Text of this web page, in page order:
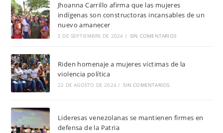
Jhoanna Carrillo afirma que las mujeres
indígenas son constructoras incansables de un
nuevo amanecer
5 DE SEPTIEMBRE DE 2024 / SIN COMENTARIOS
Riden homenaje a mujeres víctimas de la
violencia política
22 DE AGOSTO DE 2024 / SIN COMENTARIOS
Lideresas venezolanas se mantienen firmes en
defensa de la Patria